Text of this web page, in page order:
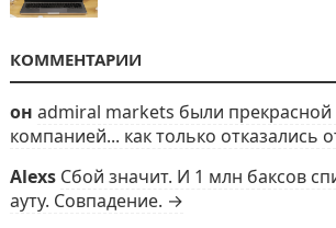
КОММЕНТАРИИ
он admiral markets были
компанией... как только отказались
Alexs Сбой значит. И 1 млн баксов
ауту. Совпадение. →